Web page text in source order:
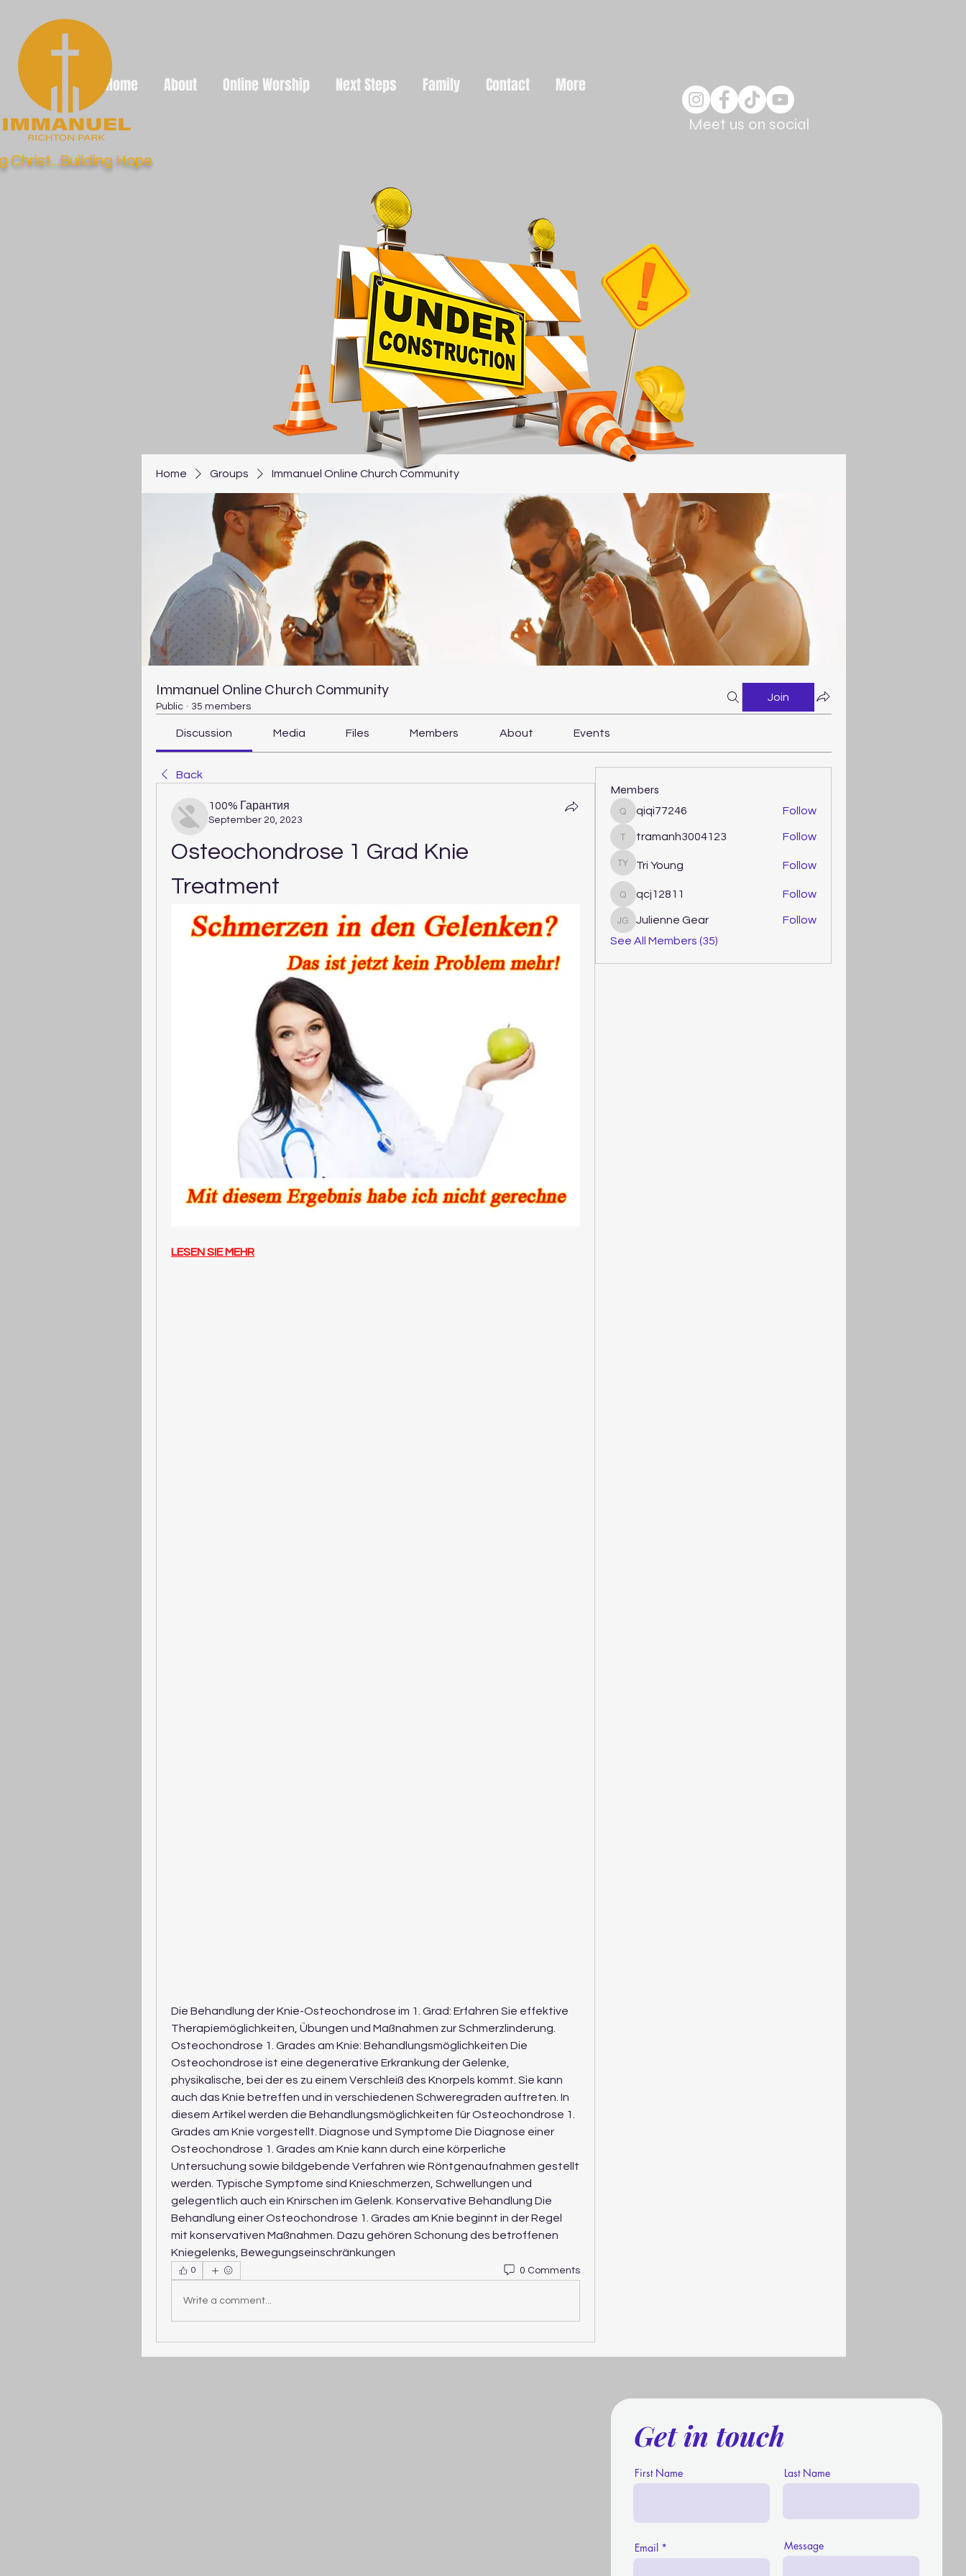
Christ...Building Hope
Home About Online Worship Next Steps Family Contact More
Meet us on social
Home Groups Immanuel Online Church Community
Immanuel Online Church Community
Public · 35 members
Join
Discussion Media Files Members About Events
Back
100% Гарантия
September 20, 2023
Osteochondrose 1 Grad Knie
Treatment
LESEN SIE MEHR
Die Behandlung der Knie-Osteochondrose im 1. Grad: Erfahren Sie effektive
Therapiemöglichkeiten, Übungen und Maßnahmen zur Schmerzlinderung.
Osteochondrose 1. Grades am Knie: Behandlungsmöglichkeiten Die
Osteochondrose ist eine degenerative Erkrankung der Gelenke,
physikalische, bei der es zu einem Verschleiß des Knorpels kommt. Sie kann
auch das Knie betreffen und in verschiedenen Schweregraden auftreten. In
diesem Artikel werden die Behandlungsmöglichkeiten für Osteochondrose 1.
Grades am Knie vorgestellt. Diagnose und Symptome Die Diagnose einer
Osteochondrose 1. Grades am Knie kann durch eine körperliche
Untersuchung sowie bildgebende Verfahren wie Röntgenaufnahmen gestellt
werden. Typische Symptome sind Knieschmerzen, Schwellungen und
gelegentlich auch ein Knirschen im Gelenk. Konservative Behandlung Die
Behandlung einer Osteochondrose 1. Grades am Knie beginnt in der Regel
mit konservativen Maßnahmen. Dazu gehören Schonung des betroffenen
Kniegelenks, Bewegungseinschränkungen
0 0 Comments
Write a comment...
Members
qiqi77246
qiqi77246 Follow
tramanh3004123
tramanh3004123 Follow
Tri Young
Tri Young Follow
qcj12811
qcj12811 Follow
Julienne Gear
Julienne Gear
Follow
See All Members (35)
Get in touch
First Name Last Name
Email Message